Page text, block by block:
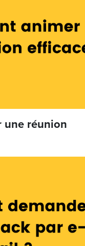
une réunion